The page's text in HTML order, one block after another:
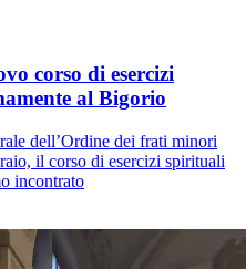
corso di esercizi
al Bigorio
dell’Ordine dei frati minori
il corso di esercizi spirituali
incontrato